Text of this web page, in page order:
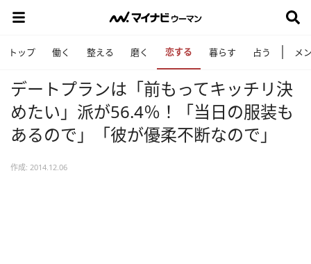
トップ 働く 整える 磨く 恋する 暮らす 占う メ
デートプランは「前もってキッチリ決
めたい」派が56.4％！「当日の服装も
あるので」「彼が優柔不断なので」
作成: 2014.12.06